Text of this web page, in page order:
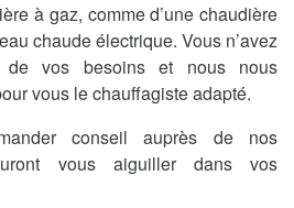
à gaz, comme d’une chaudière
chaude électrique. Vous n’avez
de vos besoins et nous nous
vous le chauffagiste adapté.
conseil auprès de nos
vous aiguiller dans vos